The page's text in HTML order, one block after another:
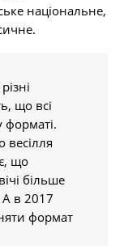
національне,
що всі
форматі.
що
більше
в 2017
формат